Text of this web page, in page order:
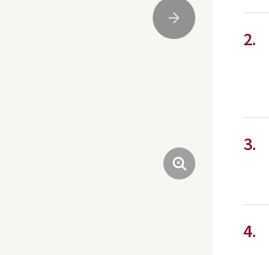
次
2.
3.
4.